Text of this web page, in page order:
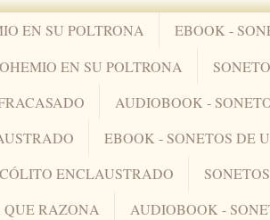
EN SU POLTRONA
EBOOK -
EN SU POLTRONA
AUDIOBOOK -
EBOOK - SONETOS DE
ENCLAUSTRADO
QUE RAZONA
AUDIOBOOK -